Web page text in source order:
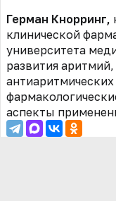
Герман Кнорринг,
клинической
университета
развития
аспекты